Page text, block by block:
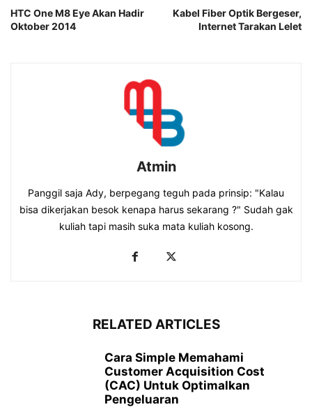
HTC One M8 Eye Akan Hadir
Oktober 2014
Kabel Fiber Optik Bergeser,
Internet Tarakan Lelet
Atmin
Panggil saja Ady, berpegang teguh pada prinsip: "Kalau
bisa dikerjakan besok kenapa harus sekarang ?" Sudah gak
kuliah tapi masih suka mata kuliah kosong.
RELATED ARTICLES
Cara Simple Memahami
Customer Acquisition Cost
(CAC) Untuk Optimalkan
Pengeluaran